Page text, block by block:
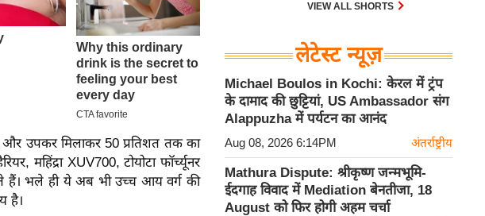
उपकर मिलाकर 50 प्रतिशत तक का
महिंद्रा XUV700, टोयोटा फॉर्च्यूनर
भले ही ये अब भी उच्च आय वर्ग की
है।
VIEW ALL SHORTS
लेटेस्ट न्यूज़
Michael Boulos in Kochi: केरल में ट्रंप
के दामाद की छुट्टियां, US Ambassador संग
Alappuzha में पर्यटन का आनंद
Aug 08, 2026 6:14PM अंतर्राष्ट्रीय
Mathura Dispute: श्रीकृष्ण जन्मभूमि-
ईदगाह विवाद में Mediation बेनतीजा, 18
August को फिर होगी अहम चर्चा